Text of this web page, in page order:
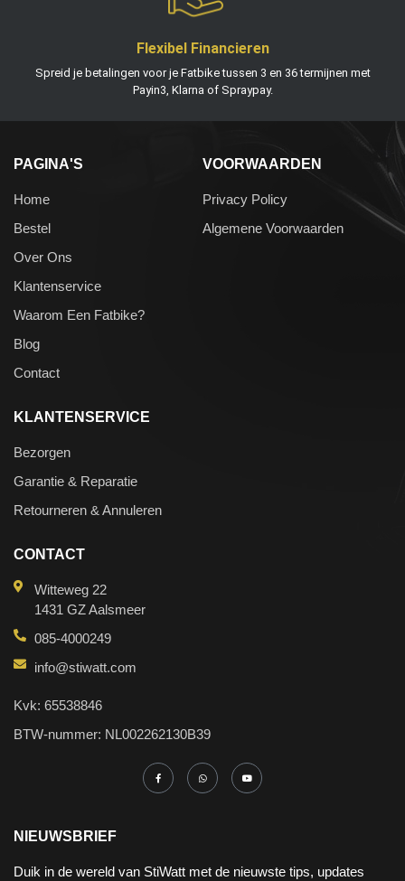
Flexibel Financieren
Spreid je betalingen voor je Fatbike tussen 3 en 36 termijnen met
Payin3, Klarna of Spraypay.
PAGINA'S
Home
Bestel
Over Ons
Klantenservice
Waarom Een Fatbike?
Blog
Contact
VOORWAARDEN
Privacy Policy
Algemene Voorwaarden
CONTACT
Witteweg 22
1431 GZ Aalsmeer
085-4000249
info@stiwatt.com
Kvk: 65538846
BTW-nummer: NL002262130B39
KLANTENSERVICE
Bezorgen
Garantie & Reparatie
Retourneren & Annuleren
NIEUWSBRIEF
Duik in de wereld van StiWatt met de nieuwste tips, updates